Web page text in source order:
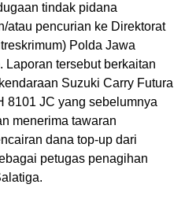
tindak pidana
atau pencurian ke Direktorat
Polda Jawa
Laporan tersebut berkaitan
Suzuki Carry Futura
8101 JC yang sebelumnya
menerima tawaran
dana top-up dari
petugas penagihan